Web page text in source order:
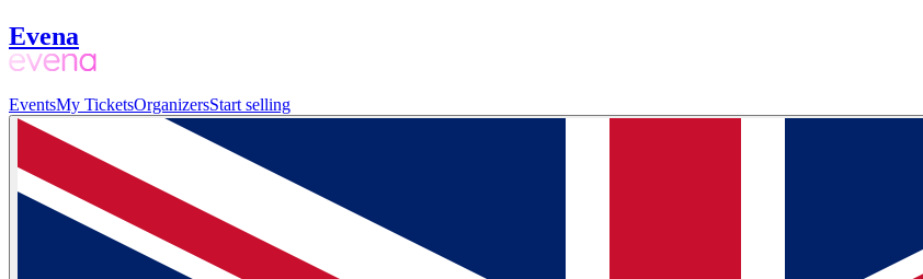
Evena
EventsMy TicketsOrganizersStart selling